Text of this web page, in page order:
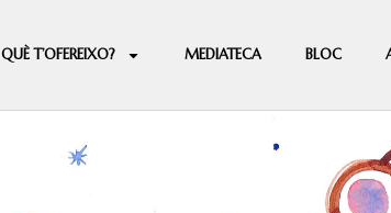
QUÈ T’OFEREIXO? MEDIATECA BLOC